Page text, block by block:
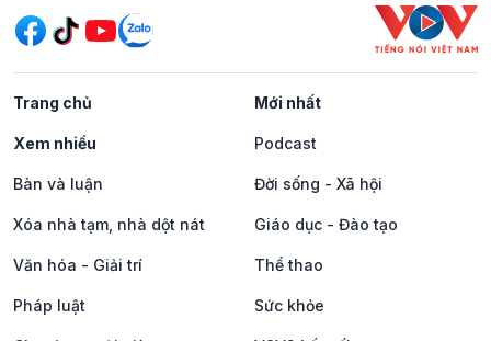
Trang chủ Mới nhất
Xem nhiều Podcast
Bàn và luận Đời sống - Xã hội
Xóa nhà tạm, nhà dột nát Giáo dục - Đào tạo
Văn hóa - Giải trí Thể thao
Pháp luật Sức khỏe